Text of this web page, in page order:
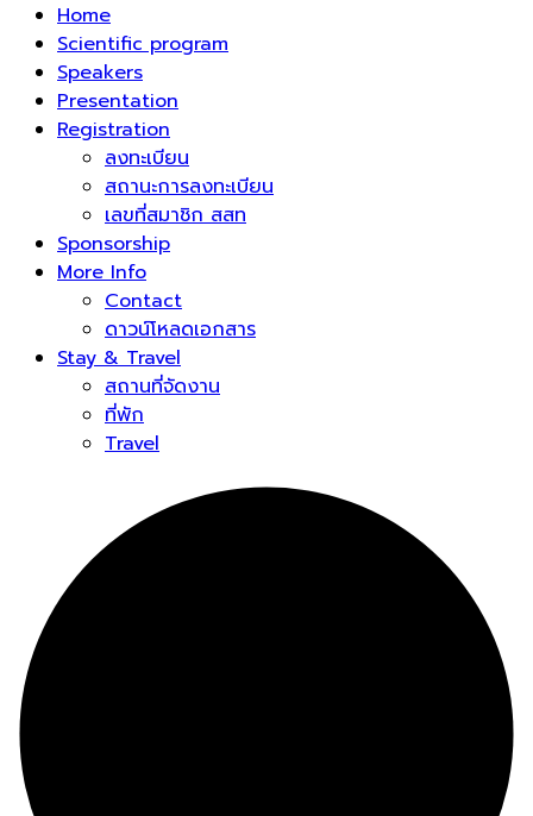
Home
Scientific program
Speakers
Presentation
Registration
ลงทะเบียน
สถานะการลงทะเบียน
เลขที่สมาชิก สสท
Sponsorship
More Info
Contact
ดาวน์โหลดเอกสาร
Stay & Travel
สถานที่จัดงาน
ที่พัก
Travel